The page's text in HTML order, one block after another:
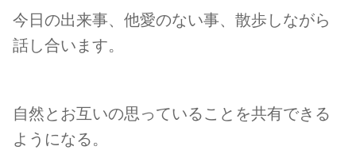
今日の出来事、他愛のない事、散歩しながら
話し合います。
自然とお互いの思っていることを共有でき る
ようになる。